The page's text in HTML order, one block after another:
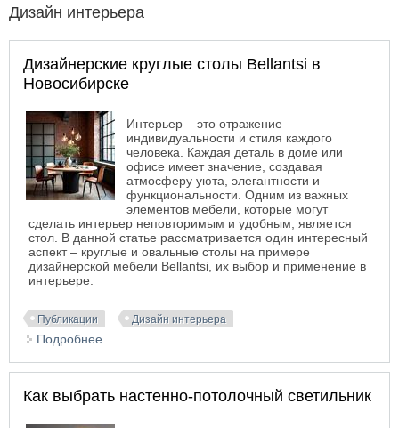
Дизайн интерьера
Дизайнерские круглые столы Bellantsi в
Новосибирске
Интерьер – это отражение
индивидуальности и стиля каждого
человека. Каждая деталь в доме или
офисе имеет значение, создавая
атмосферу уюта, элегантности и
функциональности. Одним из важных
элементов мебели, которые могут
сделать интерьер неповторимым и удобным, является
стол. В данной статье рассматривается один интересный
аспект – круглые и овальные столы на примере
дизайнерской мебели Bellantsi, их выбор и применение в
интерьере.
Публикации Дизайн интерьера
Подробнее
Как выбрать настенно-потолочный светильник